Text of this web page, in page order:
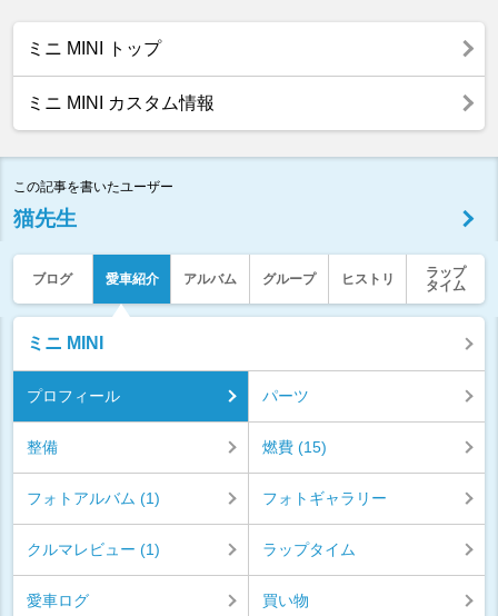
ミニ MINI トップ
ミニ MINI カスタム情報
この記事を書いたユーザー
猫先生
ブログ 愛車紹介 アルバム グループ ヒストリ
ラップ
タイム
ミニ MINI
プロフィール パーツ
整備 燃費 (15)
フォトアルバム (1) フォトギャラリー
クルマレビュー (1) ラップタイム
愛車ログ 買い物